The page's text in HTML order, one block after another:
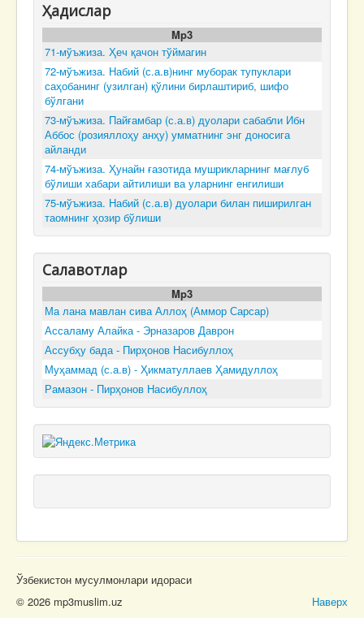
Ҳадислар
Mp3
71-мўъжиза. Ҳеч қачон тўймагин
72-мўъжиза. Набий (с.а.в)нинг муборак тупуклари
саҳобанинг (узилган) қўлини бирлаштириб, шифо
бўлгани
73-мўъжиза. Пайғамбар (с.а.в) дуолари сабабли Ибн
Аббос (розияллоҳу анҳу) умматнинг энг доносига
айланди
74-мўъжиза. Ҳунайн ғазотида мушрикларнинг мағлуб
бўлиши хабари айтилиши ва уларнинг енгилиши
75-мўъжиза. Набий (с.а.в) дуолари билан пиширилган
таомнинг ҳозир бўлиши
Салавотлар
Mp3
Ма лана мавлан сива Аллоҳ (Аммор Сарсар)
Ассаламу Алайка - Эрназаров Даврон
Ассубҳу бада - Пирҳонов Насибуллоҳ
Муҳаммад (с.а.в) - Ҳикматуллаев Ҳамидуллоҳ
Рамазон - Пирҳонов Насибуллоҳ
Ўзбекистон мусулмонлари идораси
Наверх
© 2026 mp3muslim.uz